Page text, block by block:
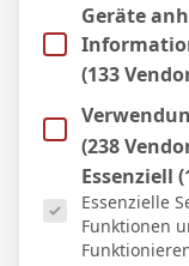
FC Nürnberg
25.01. um
gegen TSG
25.01. um
SGS Essen
25.01. um
Geräte
(133
(238
Es folgt eine
Essenziell
Essenzielle
Funktionen